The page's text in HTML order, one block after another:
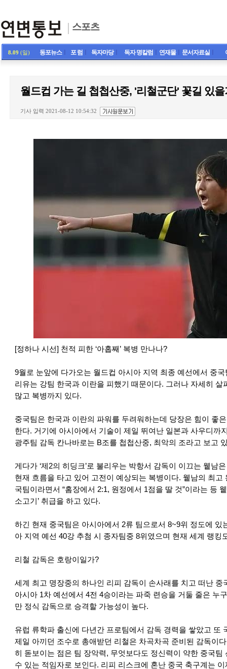
스포츠
8.09 (일) 동포뉴스ㅣ 포 럼 독자마당ㅣ 독자 명칼럼 연재물ㅣ 문서자료실
월드컵 가는 길 첩첩산중, '리철군단' 꽃길 있
기사 입력 2021-08-12 10:54:32
[정하나 시선] 천적 피한 ‘아홉째’ 복병 만나나?
9월로 눈앞에 다가오는 월드컵 아시아 지역 최종 예선에서 중
리유는 강팀 한국과 이란을 피했기 때문이다. 그러나 자세히
많고 복병까지 있다.
중국팀은 한국과 이란의 파워를 두려워하는데 당장은 힘이 좋
한다. 거기에 아시아에서 기술이 제일 뛰여난 일본과 사우디까
광주팀 감독 칸나바로는 B조를 첩첩산중, 최악의 조라고 보고
게다가 ‘제2의 히딩크’로 불리우는 박항서 감독이 이끄는 윁남
현재 흐름을 타고 있어 고전이 예상되는 복병이다. 윁남의 최
국팀이라면서 “홈장에서 2:1, 원정에서 1점을 딸 것”이라는 등
소고기’ 취급을 하고 있다.
하긴 현재 중국팀은 아시아에서 2류 팀으로서 8~9위 정도에 있
아 지역 예선 40강 추첨 시 종자팀중 8위였으며 현재 세계 랭킹
리철 감독은 호랑이일가?
세계 최고 명장중의 하나인 리피 감독이 손사래를 치고 떠난
아시아 1차 예선에서 4전 4승이라는 파죽 련승을 거둘 줄은 누
만 정식 감독으로 승격할 가능성이 높다.
유럽 류학파 출신에 다년간 프로팀에서 감독 경력을 쌓았고 또
제일 아끼던 조수로 총애받던 리철은 차곡차곡 준비된 감독이
히 돋보이는 점은 팀 장악력, 무엇보다도 정신력이 약한 중국팀
수 있는 적임자로 보인다. 리피 리스크에 혼난 중국 축구계는